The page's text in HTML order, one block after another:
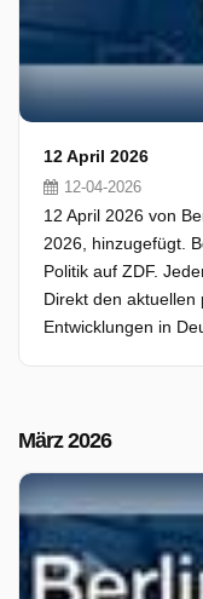
12 April 2026
12-04-2026
12 April 2026 von
2026, hinzugefügt.
Politik auf ZDF.
Direkt den aktuellen
Entwicklungen in
März 2026